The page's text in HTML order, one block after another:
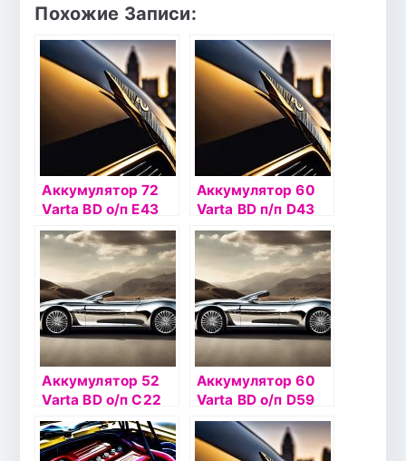
Похожие Записи:
Аккумулятор 72
Varta BD о/п Е43
(572 409)
Аккумулятор 60
Varta BD п/п D43
(560 127)
Аккумулятор 52
Varta BD о/п С22
(552 400)
Аккумулятор 60
Varta BD о/п D59
(560 409) низкий